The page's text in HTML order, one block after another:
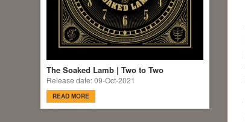
The Soaked Lamb | Two to Two
Release date: 09-Oct-2021
READ MORE